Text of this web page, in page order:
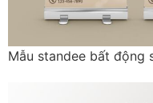
Mẫu standee bất động